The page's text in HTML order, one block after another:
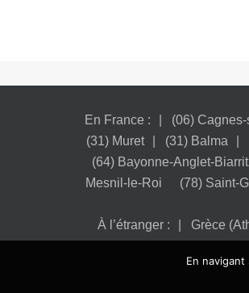
En France : (06)
(31) Muret
(31) Balma
(64) Bayonne-Anglet-
Mesnil-le-Roi
(78) Saint-
À l’étranger :
Grèce
En